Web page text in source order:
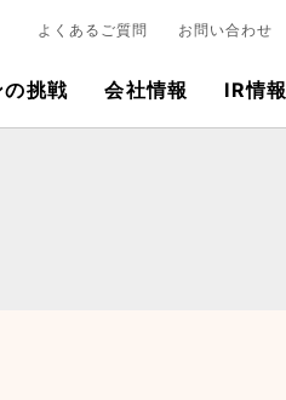
よくあるご質問 お問い合わせ
の挑戦 会社情報 IR情報